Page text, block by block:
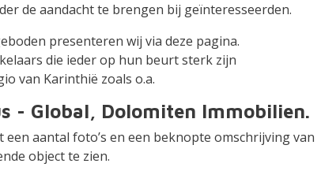
de aandacht te brengen bij geïnteresseerden.
presenteren wij via deze pagina.
die ieder op hun beurt sterk zijn
van Karinthië zoals o.a.
- Global, Dolomiten Immobilien.
aantal foto’s en een beknopte omschrijving van
object te zien.